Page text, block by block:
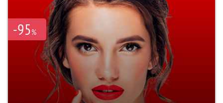
-95%